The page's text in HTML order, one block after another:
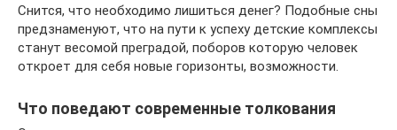
Снится, что необходимо лишиться денег? Подобные сны
предзнаменуют, что на пути к успеху детские комплексы
станут весомой преградой, поборов которую человек
откроет для себя новые горизонты, возможности.
Что поведают современные толкования